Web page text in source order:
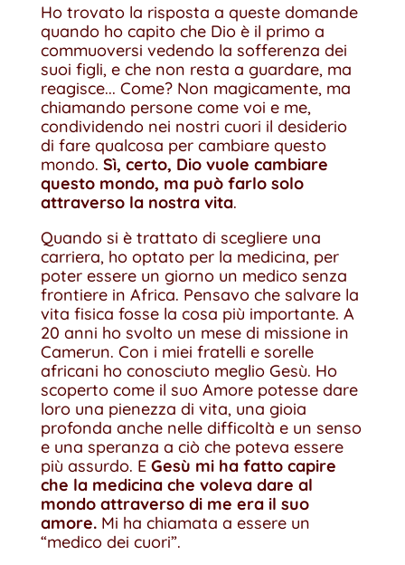
Ho trovato la risposta a queste domande
quando ho capito che Dio è il primo a
commuoversi vedendo la sofferenza dei
suoi figli, e che non resta a guardare, ma
reagisce... Come? Non magicamente, ma
chiamando persone come voi e me,
condividendo nei nostri cuori il desiderio
di fare qualcosa per cambiare questo
mondo. Sì, certo, Dio vuole cambiare
questo mondo, ma può farlo solo
attraverso la nostra vita.
Quando si è trattato di scegliere una
carriera, ho optato per la medicina, per
poter essere un giorno un medico senza
frontiere in Africa. Pensavo che salvare la
vita fisica fosse la cosa più importante. A
20 anni ho svolto un mese di missione in
Camerun. Con i miei fratelli e sorelle
africani ho conosciuto meglio Gesù. Ho
scoperto come il suo Amore potesse dare
loro una pienezza di vita, una gioia
profonda anche nelle difficoltà e un senso
e una speranza a ciò che poteva essere
più assurdo. E Gesù mi ha fatto capire
che la medicina che voleva dare al
mondo attraverso di me era il suo
amore.Mi ha chiamata a essere un
“medico dei cuori”.